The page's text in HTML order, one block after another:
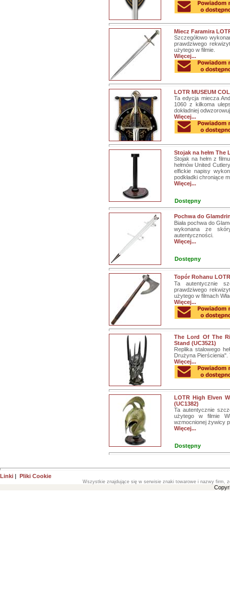
Miecz Faramira
Szczegółowo
prawdziwego
użytego w filmie.
Więcej...
LOTR MUSEUM
Ta edycja miecza
1060 z kilkoma
dokładniej
Więcej...
Stojak na hełm The
Stojak na hełm z
hełmów United
elfickie napisy
podkładki chroniące
Więcej...
Dostępny
Pochwa do
Biała pochwa do
wykonana ze
autentyczności.
Więcej...
Dostępny
Topór Rohanu
Ta autentycznie
prawdziwego
użytego w filmach
Więcej...
The Lord Of The
Stand (UC3521)
Replika stalowego
Drużyna
Więcej...
LOTR High Elven
(UC1382)
Ta autentycznie
użytego w filmie
wzmocnionej żywicy
Więcej...
Dostępny
Linki | Pliki Cookie
Wszystkie znajdujące się w serwisie znaki towarowe i nazwy firm,